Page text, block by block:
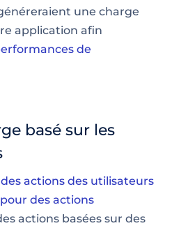
une charge
application afin
de
basé sur les
actions des utilisateurs
des actions
actions basées sur des